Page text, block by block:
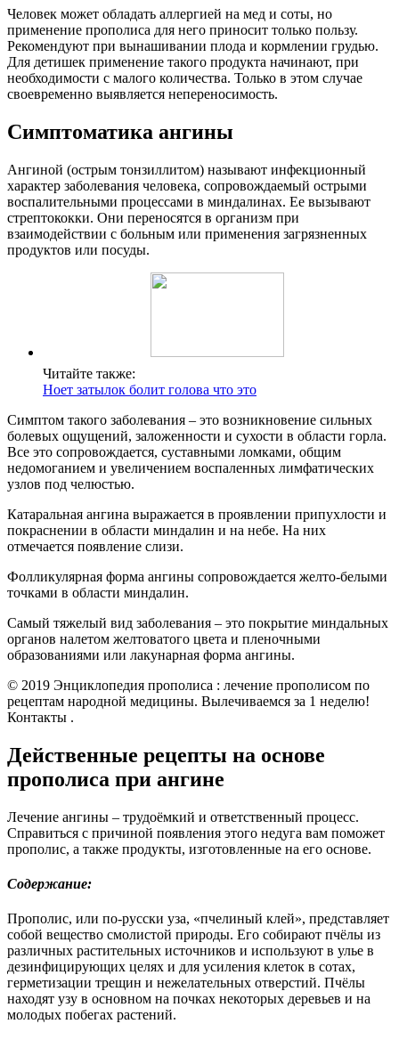
Человек может обладать аллергией на мед и соты, но
применение прополиса для него приносит только пользу.
Рекомендуют при вынашивании плода и кормлении грудью.
Для детишек применение такого продукта начинают, при
необходимости с малого количества. Только в этом случае
своевременно выявляется непереносимость.
Симптоматика ангины
Ангиной (острым тонзиллитом) называют инфекционный
характер заболевания человека, сопровождаемый острыми
воспалительными процессами в миндалинах. Ее вызывают
стрептококки. Они переносятся в организм при
взаимодействии с больным или применения загрязненных
продуктов или посуды.
Читайте также:
Ноет затылок болит голова что это
Симптом такого заболевания – это возникновение сильных
болевых ощущений, заложенности и сухости в области горла.
Все это сопровождается, суставными ломками, общим
недомоганием и увеличением воспаленных лимфатических
узлов под челюстью.
Катаральная ангина выражается в проявлении припухлости и
покраснении в области миндалин и на небе. На них
отмечается появление слизи.
Фолликулярная форма ангины сопровождается желто-белыми
точками в области миндалин.
Самый тяжелый вид заболевания – это покрытие миндальных
органов налетом желтоватого цвета и пленочными
образованиями или лакунарная форма ангины.
© 2019 Энциклопедия прополиса : лечение прополисом по
рецептам народной медицины. Вылечиваемся за 1 неделю!
Контакты .
Действенные рецепты на основе
прополиса при ангине
Лечение ангины – трудоёмкий и ответственный процесс.
Справиться с причиной появления этого недуга вам поможет
прополис, а также продукты, изготовленные на его основе.
Содержание:
Прополис, или по-русски уза, «пчелиный клей», представляет
собой вещество смолистой природы. Его собирают пчёлы из
различных растительных источников и используют в улье в
дезинфицирующих целях и для усиления клеток в сотах,
герметизации трещин и нежелательных отверстий. Пчёлы
находят узу в основном на почках некоторых деревьев и на
молодых побегах растений.